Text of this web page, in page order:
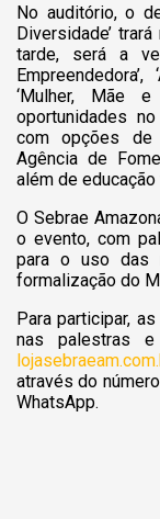
No auditório, o
Diversidade’
tarde, será a
‘Mulher, Mãe
oportunidades
com opções de
Agência de
além de
O Sebrae
o evento, com
para o uso das
formalização do
Para participar,
nas palestras
através do
WhatsApp.